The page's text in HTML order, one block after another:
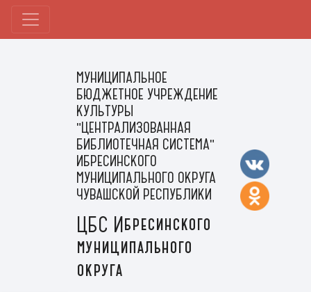
МУНИЦИПАЛЬНОЕ
БЮДЖЕТНОЕ УЧРЕЖДЕНИЕ
КУЛЬТУРЫ
"ЦЕНТРАЛИЗОВАННАЯ
БИБЛИОТЕЧНАЯ СИСТЕМА"
ИБРЕСИНСКОГО
МУНИЦИПАЛЬНОГО ОКРУГА
ЧУВАШСКОЙ РЕСПУБЛИКИ
ЦБС Ибресинского
муниципального
округа